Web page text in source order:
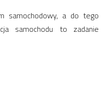
samochodowy, a do tego
samochodu to zadanie